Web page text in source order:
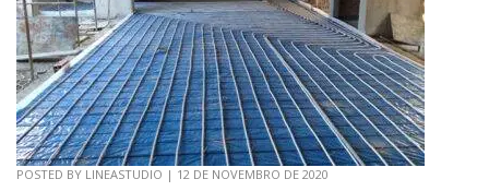
POSTED BY LINEASTUDIO | 12 DE NOVEMBRO DE 2020